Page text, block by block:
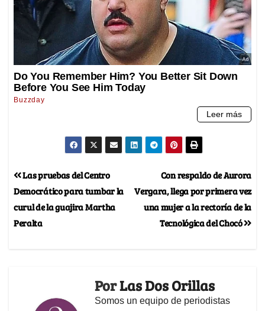
Con respaldo de Aurora
Vergara, llega por primera vez
una mujer a la rectoría de la
Tecnológica del Chocó
Las pruebas del Centro
Democrático para tumbar la
curul de la guajira Martha
Peralta
PorLas Dos Orillas
Somos un equipo de periodistas